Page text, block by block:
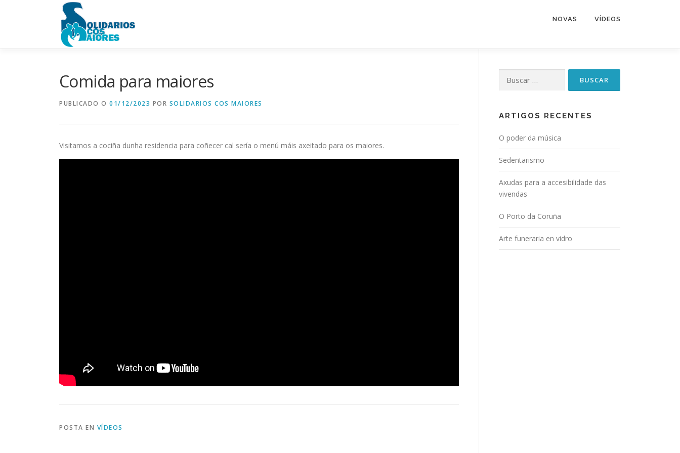
NOVAS VÍDEOS
Comida para maiores
PUBLICADO O 01/12/2023 POR SOLIDARIOS COS MAIORES
Visitamos a cociña dunha residencia para coñecer cal sería o menú máis axeitado para os maiores.
POSTA EN VÍDEOS
ARTIGOS RECENTES
O poder da música
Sedentarismo
Axudas para a accesibilidade das
vivendas
O Porto da Coruña
Arte funeraria en vidro